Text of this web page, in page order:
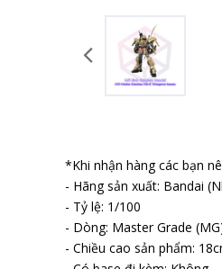
*Khi nhận hàng các bạn
- Hãng sản xuất: Bandai
- Tỷ lệ: 1/100
- Dòng: Master Grade
- Chiều cao sản phẩm: